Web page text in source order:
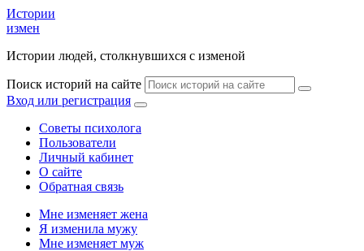
Истории
измен
Истории людей, столкнувшихся с изменой
Поиск историй на сайте
Вход или регистрация
Советы психолога
Пользователи
Личный кабинет
О сайте
Обратная связь
Мне изменяет жена
Я изменила мужу
Мне изменяет муж